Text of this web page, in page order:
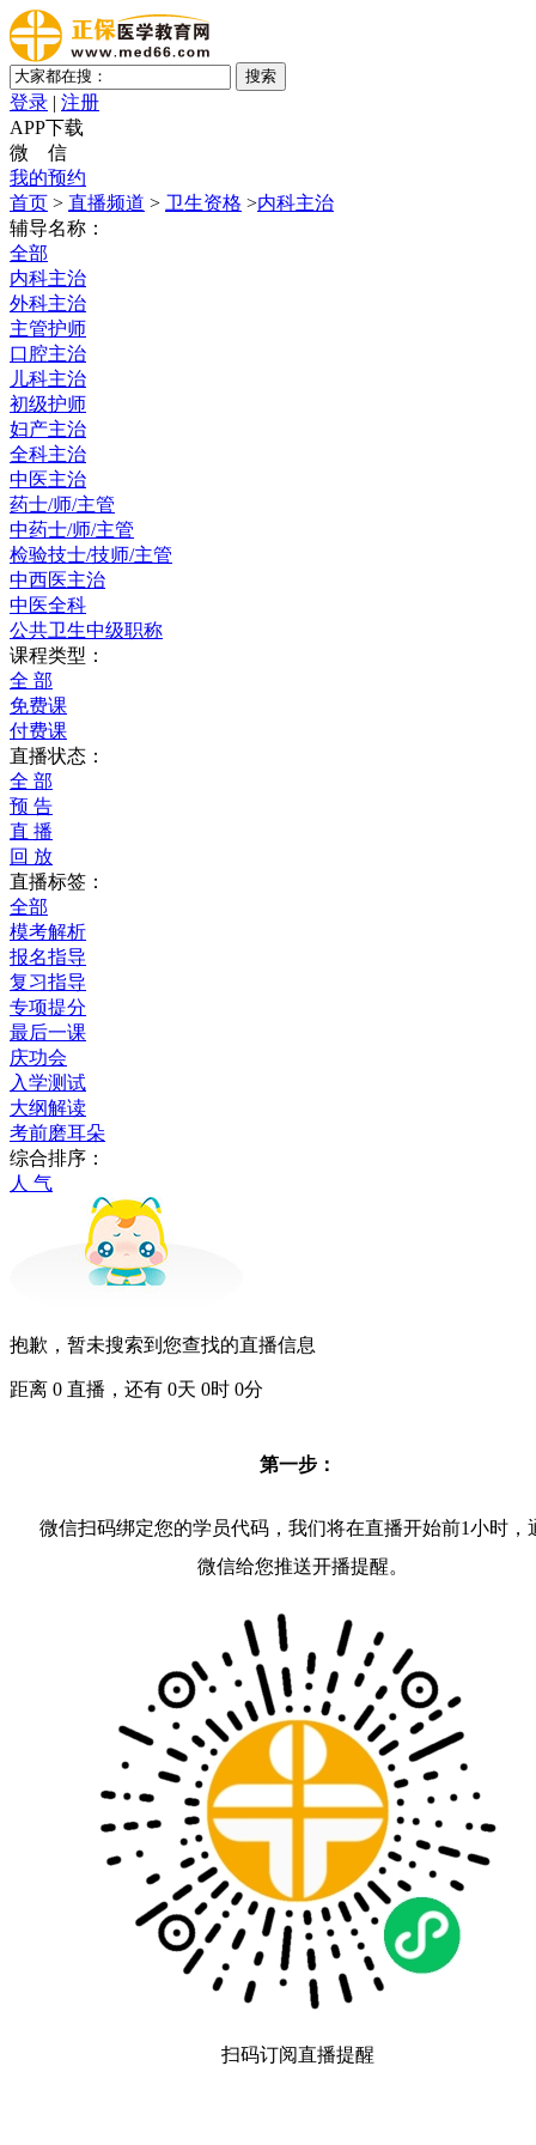
登录 | 注册
APP下载
微 信
我的预约
首页 > 直播频道 > 卫生资格 >内科主治
辅导名称：
全部
内科主治
外科主治
主管护师
口腔主治
儿科主治
初级护师
妇产主治
全科主治
中医主治
药士/师/主管
中药士/师/主管
检验技士/技师/主管
中西医主治
中医全科
公共卫生中级职称
课程类型：
全 部
免费课
付费课
直播状态：
全 部
预 告
直 播
回 放
直播标签：
全部
模考解析
报名指导
复习指导
专项提分
最后一课
庆功会
入学测试
大纲解读
考前磨耳朵
综合排序：
人 气
抱歉，暂未搜索到您查找的直播信息
距离 0 直播，还有 0天 0时 0分
第一步：
微信扫码绑定您的学员代码，我们将在直播开始前1小时，
微信给您推送开播提醒。
扫码订阅直播提醒